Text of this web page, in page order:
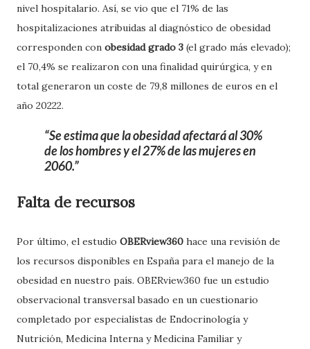
nivel hospitalario. Así, se vio que el 71% de las
hospitalizaciones atribuidas al diagnóstico de obesidad
corresponden con obesidad grado 3 (el grado más elevado);
el 70,4% se realizaron con una finalidad quirúrgica, y en
total generaron un coste de 79,8 millones de euros en el
año 20222.
Se estima que la obesidad afectará al 30%
de los hombres y el 27% de las mujeres en
2060.
Falta de recursos
Por último, el estudio OBERview360 hace una revisión de
los recursos disponibles en España para el manejo de la
obesidad en nuestro país. OBERview360 fue un estudio
observacional transversal basado en un cuestionario
completado por especialistas de Endocrinología y
Nutrición, Medicina Interna y Medicina Familiar y